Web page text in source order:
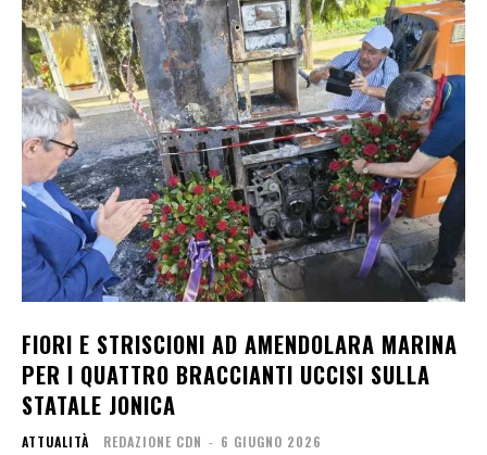
FIORI E STRISCIONI AD AMENDOLARA MARINA
PER I QUATTRO BRACCIANTI UCCISI SULLA
STATALE JONICA
ATTUALITÀ REDAZIONE CDN - 6 GIUGNO 2026